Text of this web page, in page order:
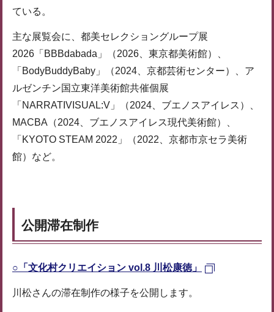
ている。
主な展覧会に、都美セレクショングループ展
2026「BBBdabada」（2026、東京都美術館）、
「BodyBuddyBaby」（2024、京都芸術センター）、ア
ルゼンチン国立東洋美術館共催個展
「NARRATIVISUAL:V」（2024、ブエノスアイレス）、
MACBA（2024、ブエノスアイレス現代美術館）、
「KYOTO STEAM 2022」（2022、京都市京セラ美術
館）など。
公開滞在制作
○「文化村クリエイション vol.8 川松康徳」
川松さんの滞在制作の様子を公開します。